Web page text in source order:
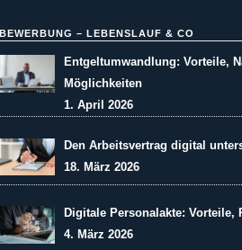
BEWERBUNG – LEBENSLAUF & CO
Entgeltumwandlung: Vorteile,
Möglichkeiten
1. April 2026
Den Arbeitsvertrag digital
18. März 2026
Digitale Personalakte: Vorteile,
4. März 2026